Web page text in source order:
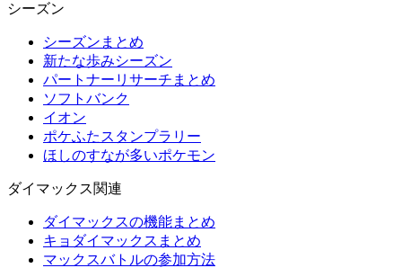
シーズン
シーズンまとめ
新たな歩みシーズン
パートナーリサーチまとめ
ソフトバンク
イオン
ポケふたスタンプラリー
ほしのすなが多いポケモン
ダイマックス関連
ダイマックスの機能まとめ
キョダイマックスまとめ
マックスバトルの参加方法